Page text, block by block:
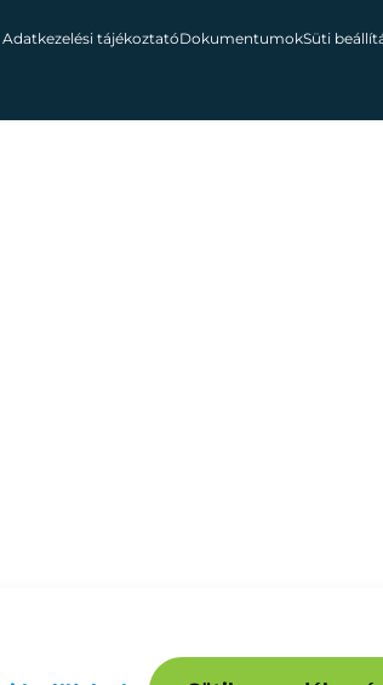
Adatkezelési tájékoztatóDokumentumokSüti